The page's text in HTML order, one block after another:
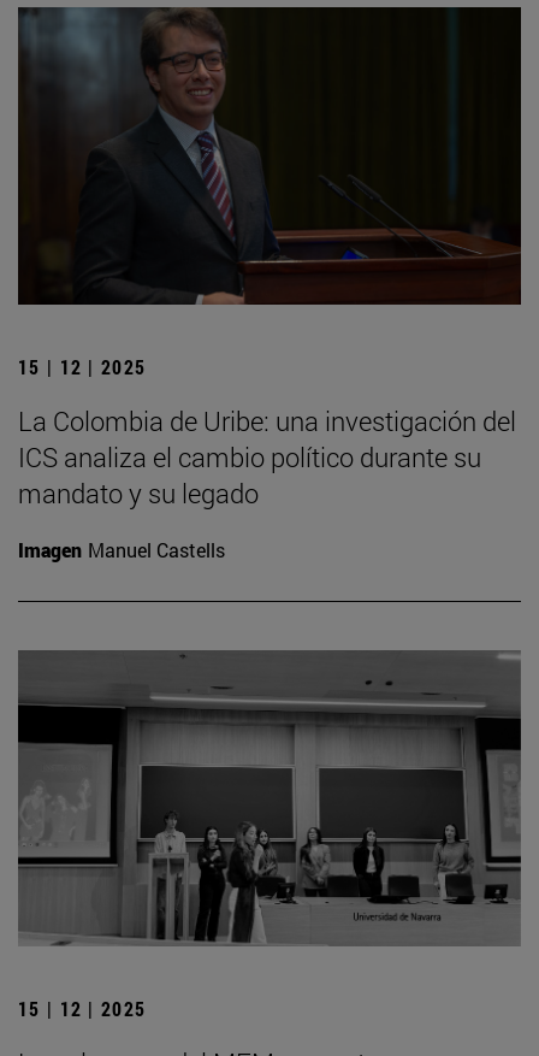
15 | 12 | 2025
La Colombia de Uribe: una investigación del
ICS analiza el cambio político durante su
mandato y su legado
Imagen Manuel Castells
15 | 12 | 2025